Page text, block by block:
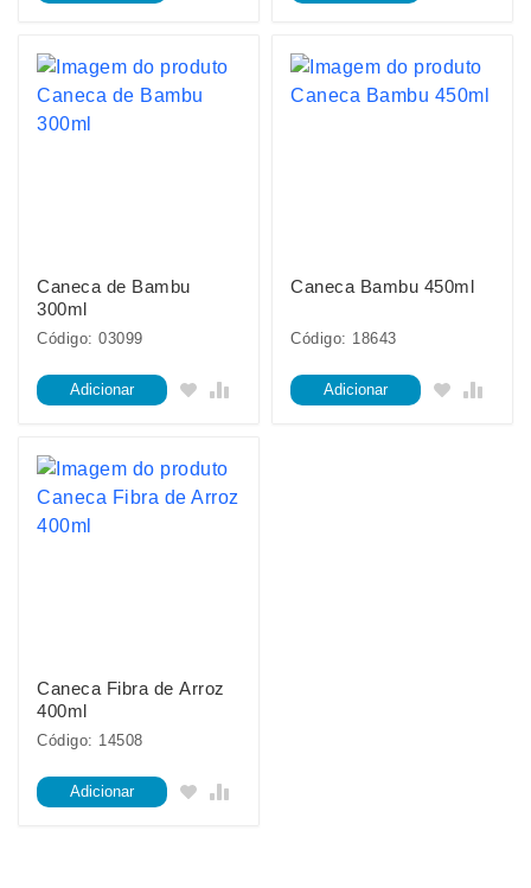
Caneca de Bambu
300ml
Código: 03099
Adicionar
Caneca Bambu 450ml
Código: 18643
Adicionar
Caneca Fibra de Arroz
400ml
Código: 14508
Adicionar